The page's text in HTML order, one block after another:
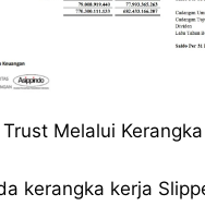
Melalui
kerangka kerja